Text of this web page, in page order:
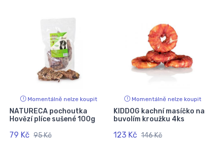
Momentálně nelze koupit
NATURECA pochoutka
Hovězí plíce sušené 100g
79 Kč 95 Kč
Momentálně nelze koupit
KIDDOG kachní masíčko na
buvolím kroužku 4ks
123 Kč 146 Kč